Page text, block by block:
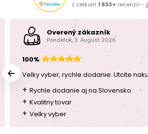
z celkom 1 833+ recenzií -
Overený zákazník
Pondelok, 3. August 2026
100%
Velky vyber, rychle dodanie. Utcite
+ Rychle dodanie aj na Slovensko
+ Kvalitny tovar
+ Velky vyber